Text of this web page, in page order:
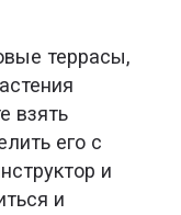
террасы,
взять
его с
и
и